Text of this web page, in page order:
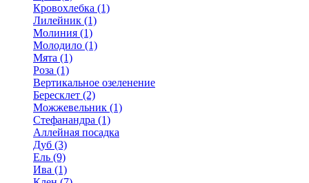
Кровохлебка (1)
Лилейник (1)
Молиния (1)
Молодило (1)
Мята (1)
Роза (1)
Вертикальное озеленение
Бересклет (2)
Можжевельник (1)
Стефанандра (1)
Аллейная посадка
Дуб (3)
Ель (9)
Ива (1)